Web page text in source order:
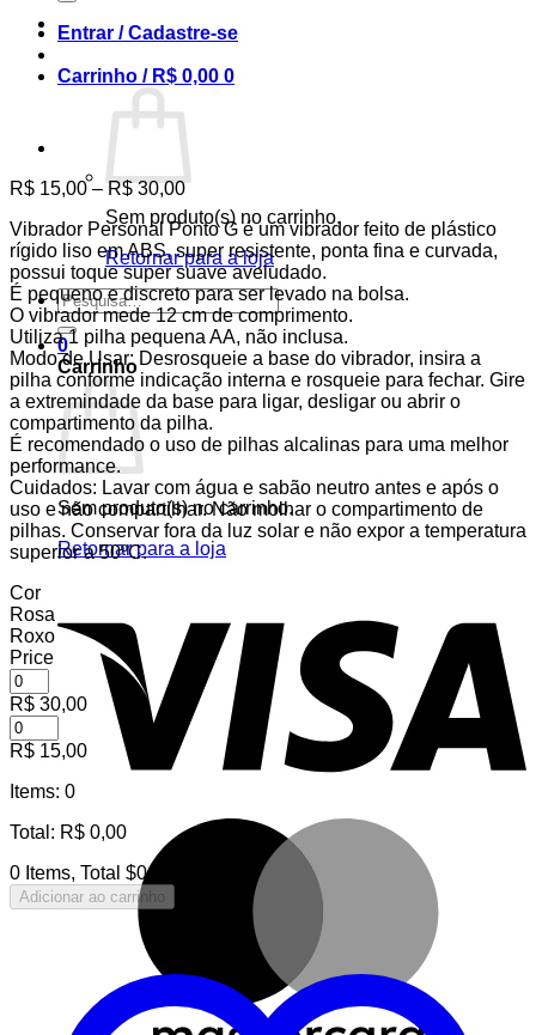
Entrar / Cadastre-se
Carrinho / R$ 0,00 0
Sem produto(s) no carrinho.
Retornar para a loja
Pesquisar
por:
0
Carrinho
Sem produto(s) no carrinho.
Retornar para a loja
R$ 15,00 – R$30,00Faixa
de
preço:
R$ 15,00
através
R$ 30,00
Vibrador Personal Ponto G é um vibrador feito de plástico
rígido liso em ABS, super resistente, ponta fina e curvada,
possui toque super suave aveludado.
É pequeno e discreto para ser levado na bolsa.
O vibrador mede 12 cm de comprimento.
Utiliza 1 pilha pequena AA, não inclusa.
Modo de Usar: Desrosqueie a base do vibrador, insira a
pilha conforme indicação interna e rosqueie para fechar. Gire
a extremindade da base para ligar, desligar ou abrir o
compartimento da pilha.
É recomendado o uso de pilhas alcalinas para uma melhor
performance.
Cuidados: Lavar com água e sabão neutro antes e após o
uso e não compartilhar. Não molhar o compartimento de
pilhas. Conservar fora da luz solar e não expor a temperatura
superior a 50ºC.
Cor
Rosa
Roxo
Price
R$ 30,00
R$ 15,00
Items: 0
Total : R$ 0,00
0 Items, Total $0.00
Adicionar ao carrinho